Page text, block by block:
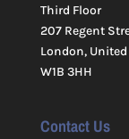
Third Floor
207 Regent
London,
W1B 3HH
Contact Us